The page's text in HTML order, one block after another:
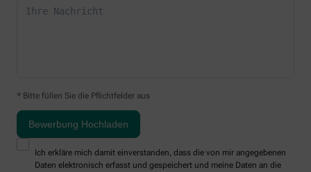
* Bitte füllen Sie die Pflichtfelder aus
Ich erkläre mich damit einverstanden, dass die von mir angegebenen
Daten elektronisch erfasst und gespeichert und meine Daten an die